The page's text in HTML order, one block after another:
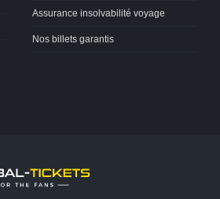
Assurance insolvabilité voyage
Nos billets garantis